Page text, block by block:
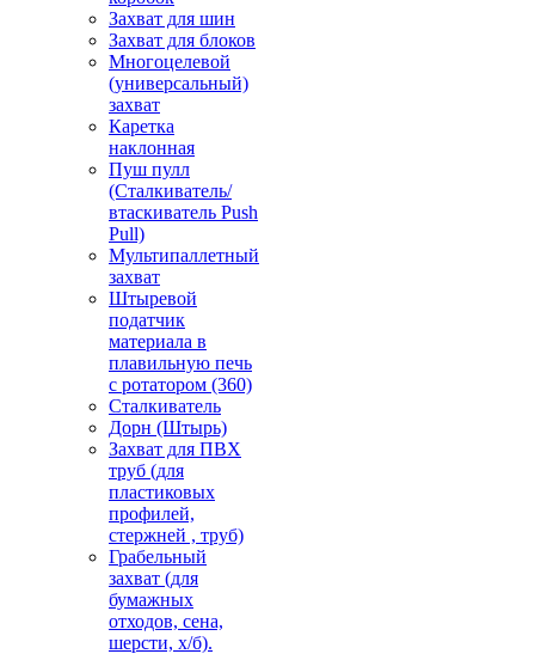
Захват для шин
Захват для блоков
Многоцелевой
(универсальный)
захват
Каретка
наклонная
Пуш пулл
(Сталкиватель/
втаскиватель Push
Pull)
Мультипаллетный
захват
Штыревой
податчик
материала в
плавильную печь
с ротатором (360)
Сталкиватель
Дорн (Штырь)
Захват для ПВХ
труб (для
пластиковых
профилей,
стержней , труб)
Грабельный
захват (для
бумажных
отходов, сена,
шерсти, х/б).